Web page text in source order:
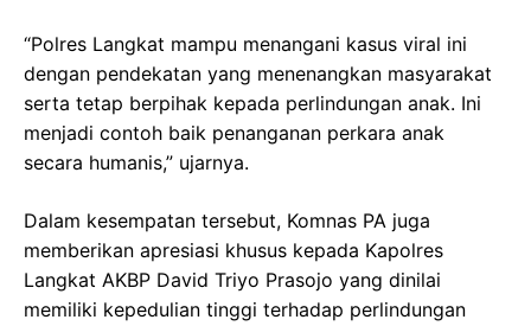
“Polres Langkat mampu menangani kasus viral ini
dengan pendekatan yang menenangkan masyarakat
serta tetap berpihak kepada perlindungan anak. Ini
menjadi contoh baik penanganan perkara anak
secara humanis,” ujarnya.
Dalam kesempatan tersebut, Komnas PA juga
memberikan apresiasi khusus kepada Kapolres
Langkat AKBP David Triyo Prasojo yang dinilai
memiliki kepedulian tinggi terhadap perlindungan